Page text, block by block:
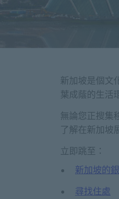
新加坡是個文
葉成蔭的生活
無論您正搜集
了解在新加坡
立即跳至：
新加坡的
尋找住處